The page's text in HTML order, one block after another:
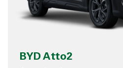
BYD Atto2